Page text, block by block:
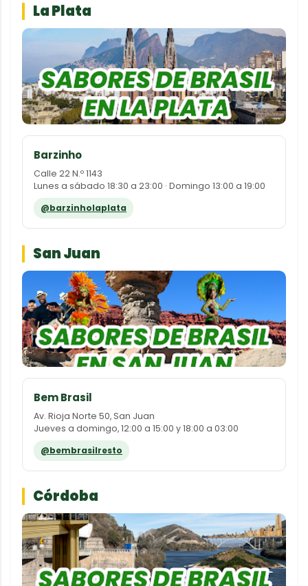
La Plata
Barzinho
Calle 22 N.º 1143
Lunes a sábado 18:30 a 23:00 · Domingo 13:00 a 19:00
@barzinholaplata
San Juan
Bem Brasil
Av. Rioja Norte 50, San Juan
Jueves a domingo, 12:00 a 15:00 y 18:00 a 03:00
@bembrasilresto
Córdoba